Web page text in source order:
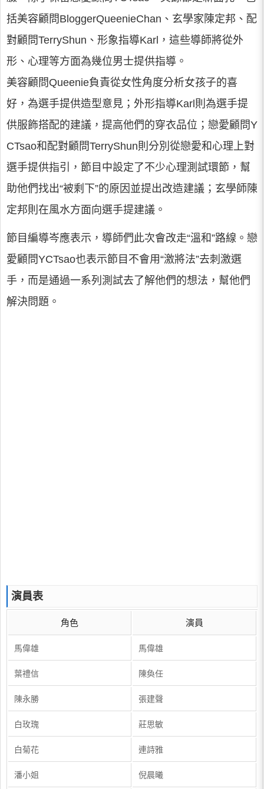
括美容顧問BloggerQueenieChan、玄學家陳定邦、配
對顧問TerryShun、形象指導Karl，這些導師將從外
形、心理等方面為幾位男士提供指導。
美容顧問Queenie負責從女性角度分析女孩子的喜
好，為選手提供造型意見；外形指導Karl則為選手提
供服飾搭配的建議，提高他們的穿衣品位；戀愛顧問Y
CTsao和配對顧問TerryShun則分別從戀愛和心理上對
選手提供指引，節目中設定了不少心理測試環節，幫
助他們找出“被剩下”的原因並提出改造建議；玄學師陳
定邦則在風水方面向選手提建議。
節目編導岑應表示，導師們此次會改走“溫和”路線。戀
愛顧問YCTsao也表示節目不會用“激將法”去刺激選
手，而是通過一系列測試去了解他們的想法，幫他們
解決問題。
演員表
角色 演員
馬偉雄 馬偉雄
葉禮信 陳奐任
陳永勝 張建聲
白玫瑰 莊思敏
白菊花 連詩雅
潘小姐 倪晨曦